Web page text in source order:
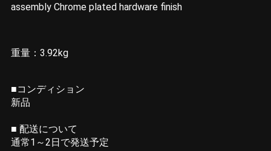
assembly Chrome plated hardware finish
重量：3.92kg
■コンディション
新品
■ 配送について
通常1～2日で発送予定